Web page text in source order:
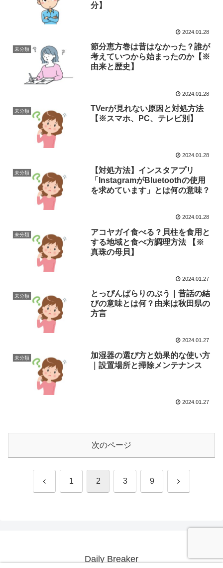
分】
2024.01.28
未分類
節分恵方巻は昔はなかった？誰が
考えていつから始まったのか【※
由来と歴史】
2024.01.28
未分類
TVerが見れない原因と対処方法
【※スマホ、PC、テレビ別】
2024.01.28
未分類
【対処方法】インスタアプリ
「InstagramがBluetoothの使用
を求めています」とは何の意味？
2024.01.28
未分類
アコヤガイ食べる？貝柱を食用と
する地域と食べ方調理方法 【※
真珠の母貝】
2024.01.27
未分類
とっぴんぱらりのぷう｜昔話の結
びの意味とは何？由来は秋田県の
方言
2024.01.27
未分類
加湿器の選び方と効果的な使い方
｜設置場所と掃除メンテナンス
2024.01.27
次のページ
前 1 2 3 9 次
Daily Breaker